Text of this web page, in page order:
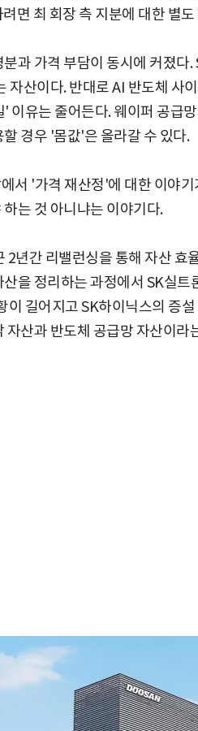
면 최 회장 측 지분에 대한 별
과 가격 부담이 동시에 커졌다
자산이다. 반대로 AI 반도체 사
이유는 줄어든다. 웨이퍼 공급
할 경우 '몸값'은 올라갈 수 있다.
서 '가격 재산정'에 대한 이야
는 것 아니냐는 이야기다.
2년간 리밸런싱을 통해 자산 효
을 정리하는 과정에서 SK실
이 길어지고 SK하이닉스의 증
자산과 반도체 공급망 자산이라